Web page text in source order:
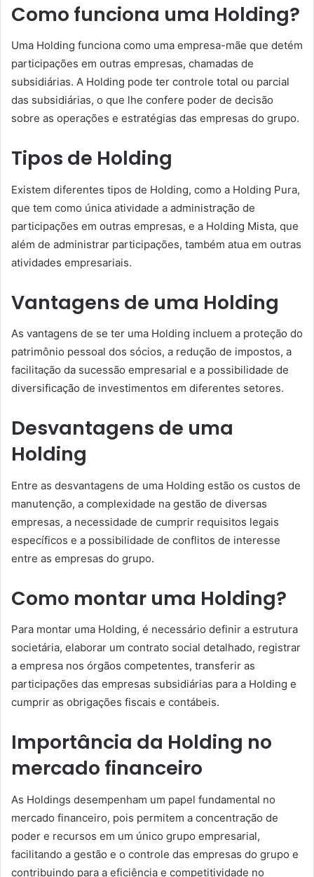
Como funciona uma Holding?
Uma Holding funciona como uma empresa-mãe que detém
participações em outras empresas, chamadas de
subsidiárias. A Holding pode ter controle total ou parcial
das subsidiárias, o que lhe confere poder de decisão
sobre as operações e estratégias das empresas do grupo.
Tipos de Holding
Existem diferentes tipos de Holding, como a Holding Pura,
que tem como única atividade a administração de
participações em outras empresas, e a Holding Mista, que
além de administrar participações, também atua em outras
atividades empresariais.
Vantagens de uma Holding
As vantagens de se ter uma Holding incluem a proteção do
patrimônio pessoal dos sócios, a redução de impostos, a
facilitação da sucessão empresarial e a possibilidade de
diversificação de investimentos em diferentes setores.
Desvantagens de uma
Holding
Entre as desvantagens de uma Holding estão os custos de
manutenção, a complexidade na gestão de diversas
empresas, a necessidade de cumprir requisitos legais
específicos e a possibilidade de conflitos de interesse
entre as empresas do grupo.
Como montar uma Holding?
Para montar uma Holding, é necessário definir a estrutura
societária, elaborar um contrato social detalhado, registrar
a empresa nos órgãos competentes, transferir as
participações das empresas subsidiárias para a Holding e
cumprir as obrigações fiscais e contábeis.
Importância da Holding no
mercado financeiro
As Holdings desempenham um papel fundamental no
mercado financeiro, pois permitem a concentração de
poder e recursos em um único grupo empresarial,
facilitando a gestão e o controle das empresas do grupo e
contribuindo para a eficiência e competitividade no